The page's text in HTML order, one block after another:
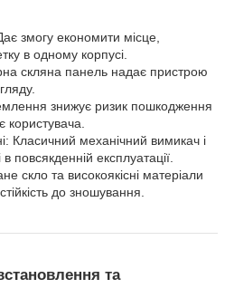
змогу економити місце,
в одному корпусі.
скляна панель надає пристрою
знижує ризик пошкодження
користувача.
Класичний механічний вимикач і
повсякденній експлуатації.
скло та високоякісні матеріали
до зношування.
та